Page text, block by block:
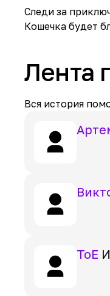
Следи за
Кошечка будет
Лента
Вся история
ToE